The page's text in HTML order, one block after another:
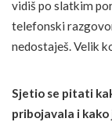
vidiš po slatkim
telefonski
nedostaješ. Velik
Sjetio se pitati
pribojavala i